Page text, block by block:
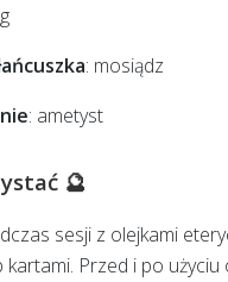
: mosiądz
: ametyst
🔮
sesji z olejkami
kartami. Przed i po użyciu